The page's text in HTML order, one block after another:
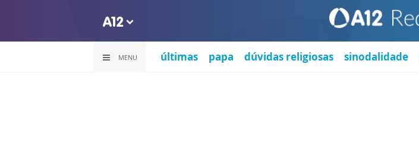
MENU últimas papa dúvidas religiosas sinodalidade